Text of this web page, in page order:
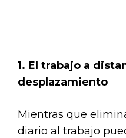
1. El trabajo a
desplazamiento
Mientras que
diario al trabajo